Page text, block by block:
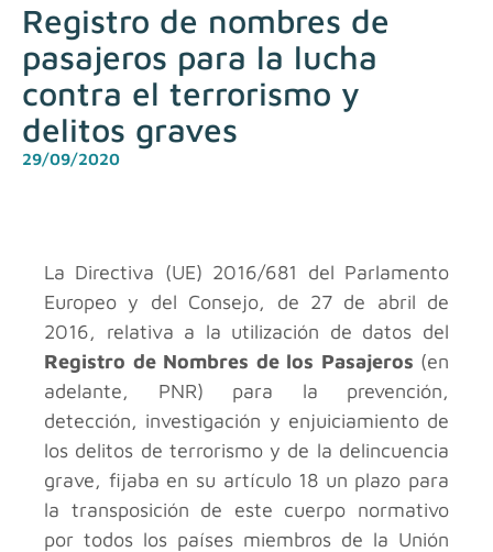
Registro de nombres de
pasajeros para la lucha
contra el terrorismo y
delitos graves
29/09/2020
La Directiva (UE) 2016/681 del Parlamento
Europeo y del Consejo, de 27 de abril de
2016, relativa a la utilización de datos del
Registro de Nombres de los Pasajeros (en
adelante, PNR) para la prevención,
detección, investigación y enjuiciamiento de
los delitos de terrorismo y de la delincuencia
grave, fijaba en su artículo 18 un plazo para
la transposición de este cuerpo normativo
por todos los países miembros de la Unión